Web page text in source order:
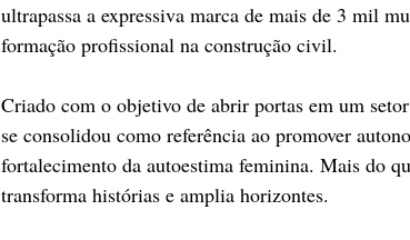
ultrapassa a expressiva marca de mais de 3 mil
formação profissional na construção civil.
Criado com o objetivo de abrir portas em um
se consolidou como referência ao promover
fortalecimento da autoestima feminina. Mais do
transforma histórias e amplia horizontes.